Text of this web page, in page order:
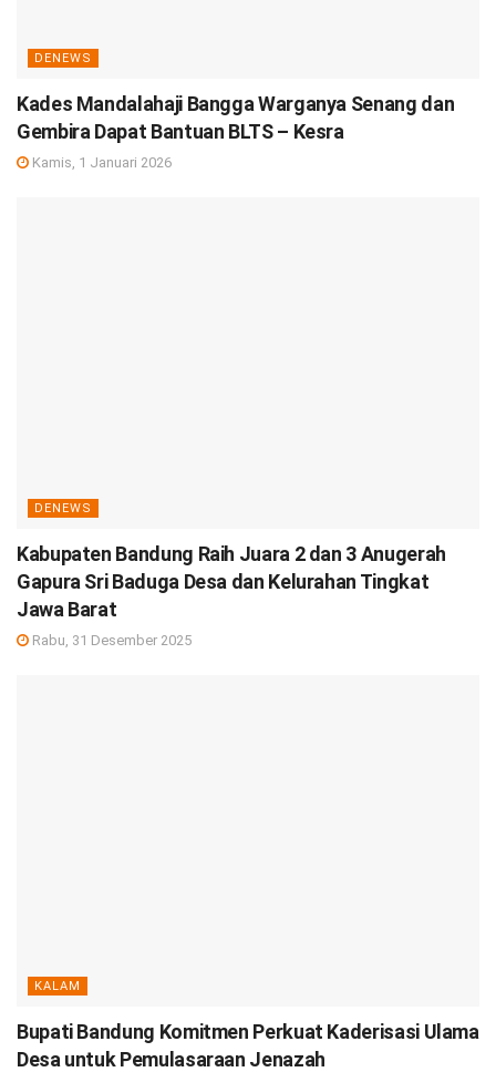
DENEWS
Kades Mandalahaji Bangga Warganya Senang dan
Gembira Dapat Bantuan BLTS – Kesra
Kamis, 1 Januari 2026
DENEWS
Kabupaten Bandung Raih Juara 2 dan 3 Anugerah
Gapura Sri Baduga Desa dan Kelurahan Tingkat
Jawa Barat
Rabu, 31 Desember 2025
KALAM
Bupati Bandung Komitmen Perkuat Kaderisasi Ulama
Desa untuk Pemulasaraan Jenazah